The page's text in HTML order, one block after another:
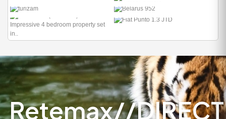
BELARUS 952
7.600
FIAT PUNTO 1.3 JTD
Retemax//DIRECT